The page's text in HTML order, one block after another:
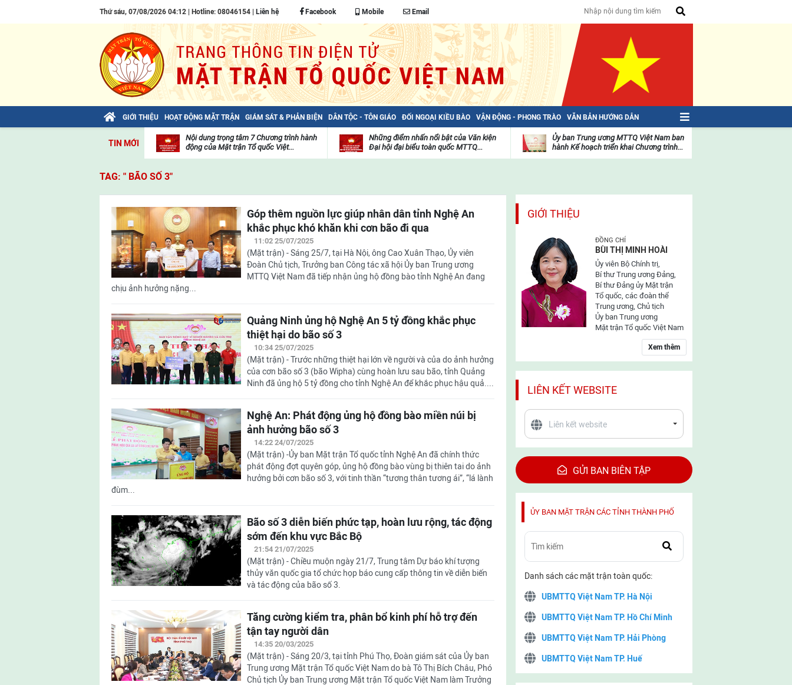
Thứ sáu, 07/08/2026 04:12 | Hotline: 08046154 | Liên hệ Facebook Mobile Email
GIỚI THIỆU HOẠT ĐỘNG MẶT TRẬN GIÁM SÁT & PHẢN BIỆN DÂN TỘC - TÔN GIÁO ĐỐI NGOẠI KIỀU BÀO VẬN ĐỘNG - PHONG TRÀO VĂN BẢN HƯỚNG DẪN
TIN MỚI
Bài viết của Tổng Bí thư Tô Lâm: TIẾN
viện
Nội dung trọng tâm 7 Chương trình hành
động của Mặt trận Tổ quốc Việt...
Những điểm nhấn nổi bật của Văn kiện
Đại hội đại biểu toàn quốc MTTQ...
mặt
trận
Ủy ban Trung ương MTTQ Việt Nam ban
hành Kế hoạch triển khai Chương trình...
TAG: " BÃO SỐ 3"
Góp thêm nguồn lực giúp nhân dân tỉnh Nghệ An
khắc phục khó khăn khi cơn bão đi qua
11:02 25/07/2025
(Mặt trận) - Sáng 25/7, tại Hà Nội, ông Cao Xuân Thạo, Ủy viên
Đoàn Chủ tịch, Trưởng ban Công tác xã hội Ủy ban Trung ương
MTTQ Việt Nam đã tiếp nhận ủng hộ đồng bào tỉnh Nghệ An đang
chịu ảnh hưởng nặng...
Quảng Ninh ủng hộ Nghệ An 5 tỷ đồng khắc phục
thiệt hại do bão số 3
10:34 25/07/2025
(Mặt trận) - Trước những thiệt hại lớn về người và của do ảnh hưởng
của cơn bão số 3 (bão Wipha) cùng hoàn lưu sau bão, tỉnh Quảng
Ninh đã ủng hộ 5 tỷ đồng cho tỉnh Nghệ An để khắc phục hậu quả....
Nghệ An: Phát động ủng hộ đồng bào miền núi bị
ảnh hưởng bão số 3
14:22 24/07/2025
(Mặt trận) -Ủy ban Mặt trận Tổ quốc tỉnh Nghệ An đã chính thức
phát động đợt quyên góp, ủng hộ đồng bào vùng bị thiên tai do ảnh
hưởng bởi cơn bão số 3, với tinh thần “tương thân tương ái”, “lá lành
đùm...
Bão số 3 diễn biến phức tạp, hoàn lưu rộng, tác động
sớm đến khu vực Bắc Bộ
21:54 21/07/2025
(Mặt trận) - Chiều muộn ngày 21/7, Trung tâm Dự báo khí tượng
thủy văn quốc gia tổ chức họp báo cung cấp thông tin về diễn biến
và tác động của bão số 3.
Tăng cường kiểm tra, phân bổ kinh phí hỗ trợ đến
tận tay người dân
14:35 20/03/2025
(Mặt trận) - Sáng 20/3, tại tỉnh Phú Thọ, Đoàn giám sát của Ủy ban
Trung ương Mặt trận Tổ quốc Việt Nam do bà Tô Thị Bích Châu, Phó
Chủ tịch Ủy ban Trung ương Mặt trận Tổ quốc Việt Nam làm Trưởng
GIỚI THIỆU
ĐỒNG CHÍ
BÙI THỊ MINH HOÀI
Ủy viên Bộ Chính trị,
Bí thư Trung ương Đảng,
Bí thư Đảng ủy Mặt trận
Tổ quốc, các đoàn thể
Trung ương, Chủ tịch
Ủy ban Trung ương
Mặt trận Tổ quốc Việt Nam
Xem thêm
LIÊN KẾT WEBSITE
GỬI BAN BIÊN TẬP
ỦY BAN MẶT TRẬN CÁC TỈNH THÀNH PHỐ
Danh sách các mặt trận toàn quốc:
UBMTTQ Việt Nam TP. Hà Nội
UBMTTQ Việt Nam TP. Hồ Chí Minh
UBMTTQ Việt Nam TP. Hải Phòng
UBMTTQ Việt Nam TP. Huế